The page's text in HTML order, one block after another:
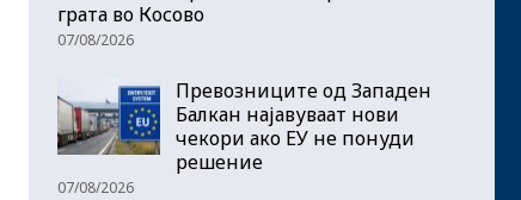
грата во Косово
07/08/2026
Превозниците од Западен
Балкан најавуваат нови
чекори ако ЕУ не понуди
решение
07/08/2026